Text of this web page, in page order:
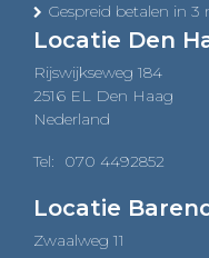
Gespreid betalen in 3
Locatie Den
Rijswijkseweg 184
2516 EL Den Haag
Nederland
Tel: 070 4492852
Locatie
Zwaalweg 11